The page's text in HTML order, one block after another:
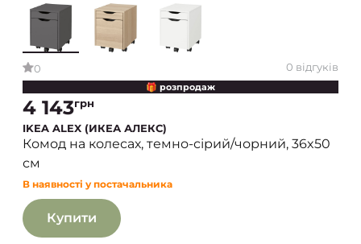
0 0 відгуків
🎁 розпродаж
4 143грн
IKEA ALEX (ИКЕА АЛЕКС)
Комод на колесах, темно-сірий/чорний, 36x50
см
В наявності у постачальника
Купити